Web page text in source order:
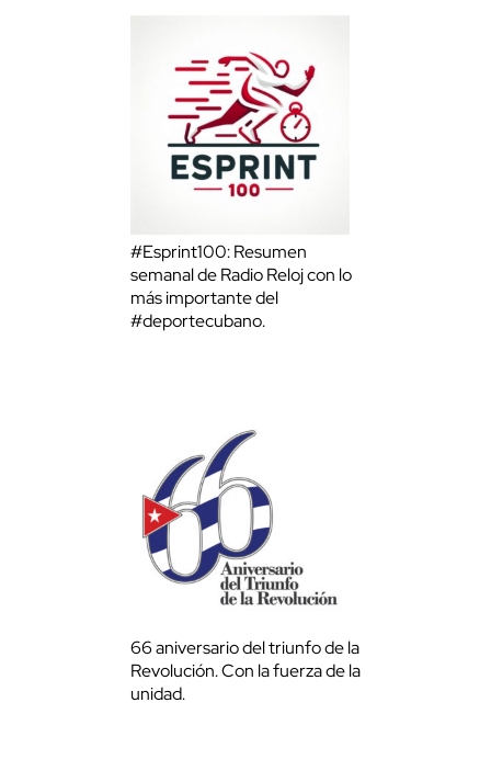
#Esprint100: Resumen
semanal de Radio Reloj con lo
más importante del
#deportecubano.
66 aniversario del triunfo de la
Revolución. Con la fuerza de la
unidad.